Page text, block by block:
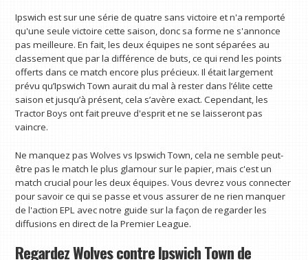
Ipswich est sur une série de quatre sans victoire et n'a remporté
qu'une seule victoire cette saison, donc sa forme ne s'annonce
pas meilleure. En fait, les deux équipes ne sont séparées au
classement que par la différence de buts, ce qui rend les points
offerts dans ce match encore plus précieux. Il était largement
prévu qu’Ipswich Town aurait du mal à rester dans l’élite cette
saison et jusqu’à présent, cela s’avère exact. Cependant, les
Tractor Boys ont fait preuve d'esprit et ne se laisseront pas
vaincre.
Ne manquez pas Wolves vs Ipswich Town, cela ne semble peut-
être pas le match le plus glamour sur le papier, mais c'est un
match crucial pour les deux équipes. Vous devrez vous connecter
pour savoir ce qui se passe et vous assurer de ne rien manquer
de l'action EPL avec notre guide sur la façon de regarder les
diffusions en direct de la Premier League.
Regardez Wolves contre Ipswich Town de